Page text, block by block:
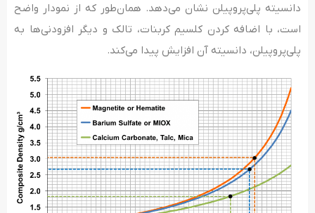
دانسیته پلی‌پروپیلن نشان می‌دهد. همان‌طور که از نمودار واضح
است، با اضافه کردن کلسیم کربنات، تالک و دیگر افزودنی‌ها به
پلی‌پروپیلن، دانسیته آن افزایش پیدا می‌کند.